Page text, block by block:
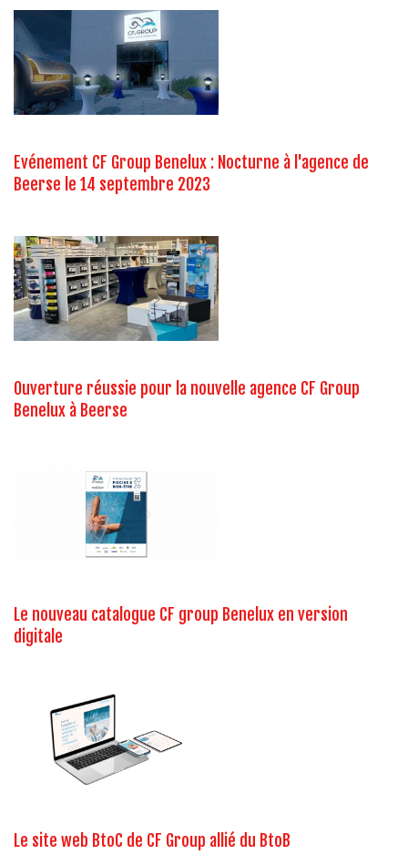
Evénement CF Group Benelux : Nocturne à l'agence de
Beerse le 14 septembre 2023
Ouverture réussie pour la nouvelle agence CF Group
Benelux à Beerse
Le nouveau catalogue CF group Benelux en version
digitale
Le site web BtoC de CF Group allié du BtoB